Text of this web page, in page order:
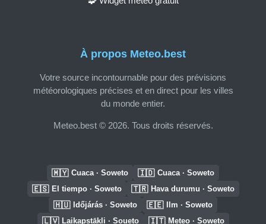
À propos Meteo.best
Votre source incontournable pour des prévisions
météorologiques précises et en direct pour les villes
du monde entier.
Meteo.best © 2026. Tous droits réservés.
🇲🇾 Cuaca · Soweto 🇮🇩 Cuaca · Soweto
🇪🇸 El tiempo · Soweto 🇹🇷 Hava durumu · Soweto
🇭🇺 Időjárás · Soweto 🇪🇪 Ilm · Soweto
🇱🇻 Laikapstākļi · Soueto 🇮🇹 Meteo · Soweto